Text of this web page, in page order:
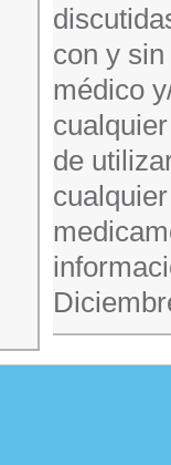
con y
médico
de